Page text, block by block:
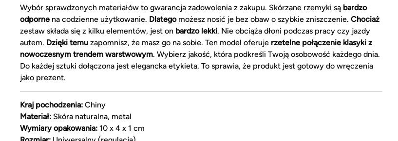
Wybór sprawdzonych materiałów to gwarancja zadowolenia z zakupu. Skórzane rzemyki są bardzo
odporne na codzienne użytkowanie. Dlategomożesz nosić je bez obaw o szybkie zniszczenie. Chociaż
zestaw składa się z kilku elementów, jest on bardzo lekki. Nie obciąża dłoni podczas pracy czy jazdy
autem. Dzięki temu zapomnisz, że masz go na sobie. Ten model oferuje rzetelne połączenie klasyki z
nowoczesnym trendem warstwowym. Wybierz jakość, która podkreśli Twoją osobowość każdego dnia.
Do każdej sztuki dołączona jest elegancka etykieta. To sprawia, że produkt jest gotowy do wręczenia
jako prezent.
Kraj pochodzenia: Chiny
Materiał: Skóra naturalna, metal
Wymiary opakowania: 10 x 4 x 1 cm